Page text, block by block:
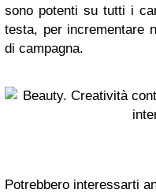
sono potenti su tutti i
testa, per incrementare
di campagna.
Potrebbero interessarti